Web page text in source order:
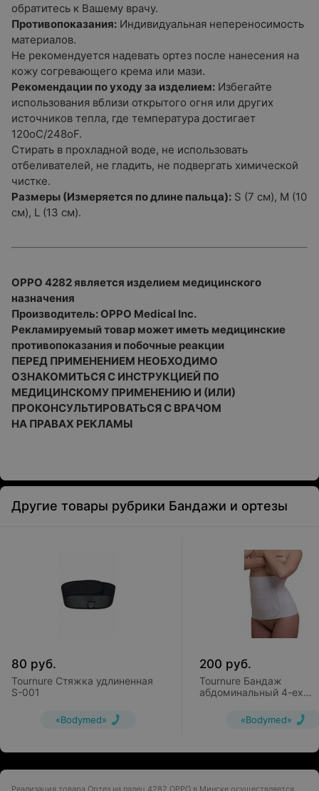
обратитесь к Вашему врачу.
Противопоказания: Индивидуальная непереносимость
материалов.
Не рекомендуется надевать ортез после нанесения на
кожу согревающего крема или мази.
Рекомендации по уходу за изделием: Избегайте
использования вблизи открытого огня или других
источников тепла, где температура достигает
120оС/248оF.
Стирать в прохладной воде, не использовать
отбеливателей, не гладить, не подвергать химической
чистке.
Размеры (Измеряется по длине пальца): S (7 cм), M (10
cм), L (13 cм).
OPPO 4282 является изделием медицинского
назначения
Производитель: OPPO Medical Inc.
Рекламируемый товар может иметь медицинские
противопоказания и побочные реакции
ПЕРЕД ПРИМЕНЕНИЕМ НЕОБХОДИМО
ОЗНАКОМИТЬСЯ С ИНСТРУКЦИЕЙ ПО
МЕДИЦИНСКОМУ ПРИМЕНЕНИЮ И (ИЛИ)
ПРОКОНСУЛЬТИРОВАТЬСЯ С ВРАЧОМ
НА ПРАВАХ РЕКЛАМЫ
Другие товары рубрики Бандажи и ортезы
80 руб.
Tournure Стяжка удлиненная
S-001
«Bodymed»
200 руб.
Tournure Бандаж
абдоминальный 4-ех
«Bodymed»
Реализация товара Ортез на палец 4282 OPPO в Минске осуществляется